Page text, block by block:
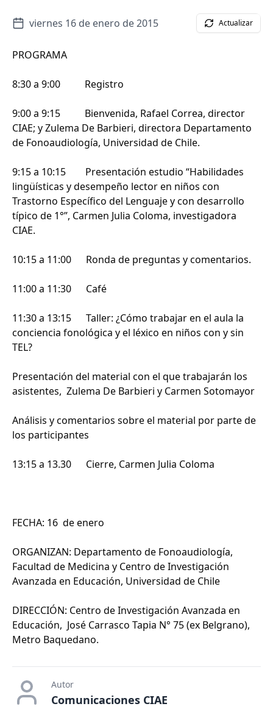
viernes 16 de enero de 2015 Actualizar
PROGRAMA
8:30 a 9:00 Registro
9:00 a 9:15 Bienvenida, Rafael Correa, director
CIAE; y Zulema De Barbieri, directora Departamento
de Fonoaudiología, Universidad de Chile.
9:15 a 10:15 Presentación estudio “Habilidades
lingüísticas y desempeño lector en niños con
Trastorno Específico del Lenguaje y con desarrollo
típico de 1°”, Carmen Julia Coloma, investigadora
CIAE.
10:15 a 11:00 Ronda de preguntas y comentarios.
11:00 a 11:30 Café
11:30 a 13:15 Taller: ¿Cómo trabajar en el aula la
conciencia fonológica y el léxico en niños con y sin
TEL?
Presentación del material con el que trabajarán los
asistentes, Zulema De Barbieri y Carmen Sotomayor
Análisis y comentarios sobre el material por parte de
los participantes
13:15 a 13.30 Cierre, Carmen Julia Coloma
FECHA: 16 de enero
ORGANIZAN: Departamento de Fonoaudiología,
Facultad de Medicina y Centro de Investigación
Avanzada en Educación, Universidad de Chile
DIRECCIÓN: Centro de Investigación Avanzada en
Educación, José Carrasco Tapia N° 75 (ex Belgrano),
Metro Baquedano.
Autor
Comunicaciones CIAE